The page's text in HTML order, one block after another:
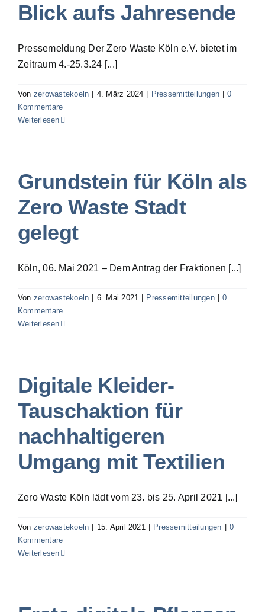
Blick aufs Jahresende
Pressemeldung Der Zero Waste Köln e.V. bietet im
Zeitraum 4.-25.3.24 [...]
Von zerowastekoeln 4. März 2024 Pressemitteilungen
0
Kommentare
Weiterlesen
Grundstein für Köln als
Zero Waste Stadt
gelegt
Köln, 06. Mai 2021 – Dem Antrag der Fraktionen [...]
Von zerowastekoeln 6. Mai 2021 Pressemitteilungen
0
Kommentare
Weiterlesen
Digitale Kleider-
Tauschaktion für
nachhaltigeren
Umgang mit Textilien
Zero Waste Köln lädt vom 23. bis 25. April 2021 [...]
Von zerowastekoeln 15. April 2021 Pressemitteilungen
0
Kommentare
Weiterlesen